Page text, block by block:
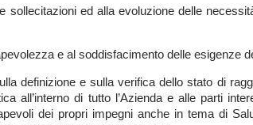
sollecitazioni ed alla evoluzione delle
e al soddisfacimento delle esigenze
definizione e sulla verifica dello stato di
all’interno di tutto l’Azienda e alle parti
dei propri impegni anche in tema di